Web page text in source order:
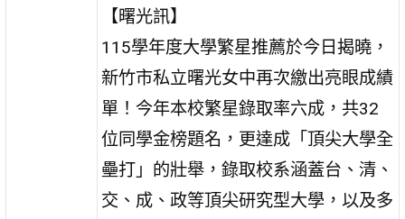
【曙光訊】
115學年度大學繁星推薦於今日揭曉，
新竹市私立曙光女中再次繳出亮眼成績
單！今年本校繁星錄取率六成，共32
位同學金榜題名，更達成「頂尖大學全
壘打」的壯舉，錄取校系涵蓋台、清、
交、成、政等頂尖研究型大學，以及多